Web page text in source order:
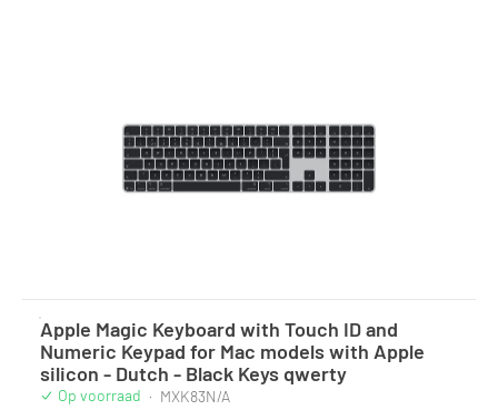
Apple Magic Keyboard with Touch ID and
Numeric Keypad for Mac models with Apple
silicon - Dutch - Black Keys qwerty
Op voorraad · MXK83N/A